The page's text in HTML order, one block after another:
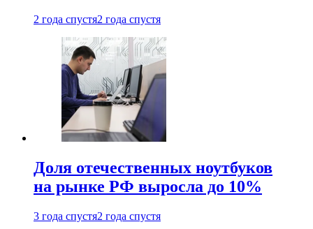
2 года спустя2 года спустя
Доля отечественных ноутбуков
на рынке РФ выросла до 10%
3 года спустя2 года спустя